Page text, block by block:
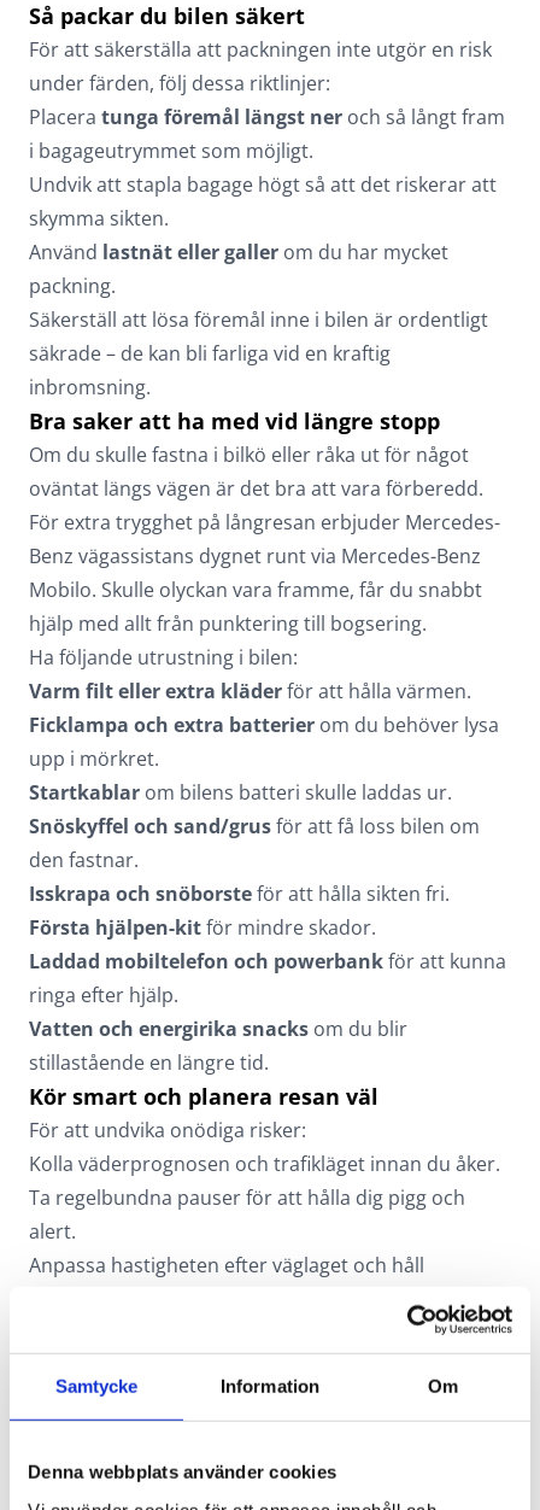
Samtycke Information Om
Denna webbplats använder cookies
Så packar du bilen säkert
För att säkerställa att packningen inte utgör en risk
under färden, följ dessa riktlinjer:
Placera tunga föremål längst ner och så långt fram
i bagageutrymmet som möjligt.
Undvik att stapla bagage högt så att det riskerar att
skymma sikten.
Använd lastnät eller galler om du har mycket
packning.
Säkerställ att lösa föremål inne i bilen är ordentligt
säkrade – de kan bli farliga vid en kraftig
inbromsning.
Bra saker att ha med vid längre stopp
Om du skulle fastna i bilkö eller råka ut för något
oväntat längs vägen är det bra att vara förberedd.
För extra trygghet på långresan erbjuder Mercedes-
Benz vägassistans dygnet runt via Mercedes-Benz
Mobilo. Skulle olyckan vara framme, får du snabbt
hjälp med allt från punktering till bogsering.
Ha följande utrustning i bilen:
Varm filt eller extra kläderför att hålla värmen.
Ficklampa och extra batterier om du behöver lysa
upp i mörkret.
Startkablar om bilens batteri skulle laddas ur.
Snöskyffel och sand/grusför att få loss bilen om
den fastnar.
Isskrapa och snöborsteför att hålla sikten fri.
Första hjälpen-kitför mindre skador.
Laddad mobiltelefon och powerbankför att kunna
ringa efter hjälp.
Vatten och energirika snacks om du blir
stillastående en längre tid.
Kör smart och planera resan väl
För att undvika onödiga risker:
Kolla väderprognosen och trafikläget innan du åker.
Ta regelbundna pauser för att hålla dig pigg och
alert.
Anpassa hastigheten efter väglaget och håll
Se till att ha full tank eller laddad elbil – långa köer
Genom att förbereda både bilen och dig själv inför
trygg och trevlig bilresa.